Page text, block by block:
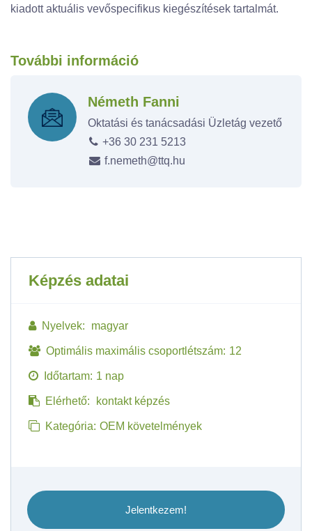
kiadott aktuális vevőspecifikus kiegészítések tartalmát.
További információ
Németh Fanni
Oktatási és tanácsadási Üzletág vezető
+36 30 231 5213
f.nemeth@ttq.hu
Képzés adatai
Nyelvek: magyar
Optimális maximális csoportlétszám: 12
Időtartam: 1 nap
Elérhető: kontakt képzés
Kategória: OEM követelmények
Jelentkezem!